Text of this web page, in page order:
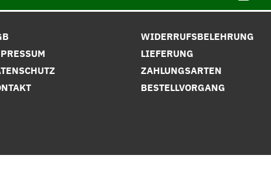
WIDERRUFSBELEHRUNG
LIEFERUNG
ZAHLUNGSARTEN
BESTELLVORGANG